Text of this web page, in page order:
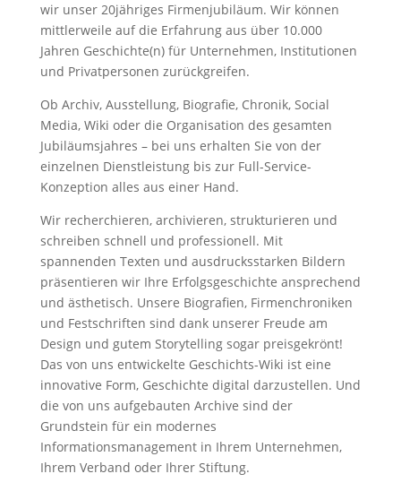
wir unser 20jähriges Firmenjubiläum. Wir können
mittlerweile auf die Erfahrung aus über 10.000
Jahren Geschichte(n) für Unternehmen, Institutionen
und Privatpersonen zurückgreifen.
Ob Archiv, Ausstellung, Biografie, Chronik, Social
Media, Wiki oder die Organisation des gesamten
Jubiläumsjahres – bei uns erhalten Sie von der
einzelnen Dienstleistung bis zur Full-Service-
Konzeption alles aus einer Hand.
Wir recherchieren, archivieren, strukturieren und
schreiben schnell und professionell. Mit
spannenden Texten und ausdrucksstarken Bildern
präsentieren wir Ihre Erfolgsgeschichte ansprechend
und ästhetisch. Unsere Biografien, Firmenchroniken
und Festschriften sind dank unserer Freude am
Design und gutem Storytelling sogar preisgekrönt!
Das von uns entwickelte Geschichts-Wiki ist eine
innovative Form, Geschichte digital darzustellen. Und
die von uns aufgebauten Archive sind der
Grundstein für ein modernes
Informationsmanagement in Ihrem Unternehmen,
Ihrem Verband oder Ihrer Stiftung.